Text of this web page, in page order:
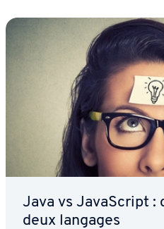
Java vs Ja­vaS­cript :
deux langages